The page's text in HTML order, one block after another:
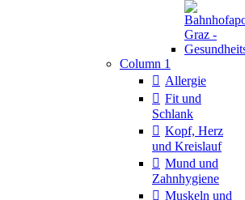
Column 1
Allergie
Fit und
Schlank
Kopf, Herz
und Kreislauf
Mund und
Zahnhygiene
Muskeln und